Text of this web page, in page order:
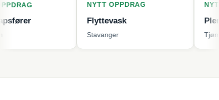
NYTT OPPDRAG
Flyttevask
NYTT